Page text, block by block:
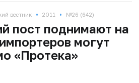
вестник • 2011 • №26 (642)
пост поднимают на
могут
«Протека»